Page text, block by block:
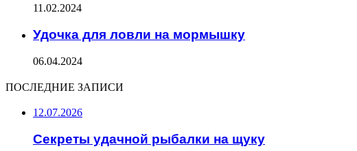
11.02.2024
Удочка для ловли на мормышку
06.04.2024
ПОСЛЕДНИЕ ЗАПИСИ
12.07.2026
Секреты удачной рыбалки на щуку